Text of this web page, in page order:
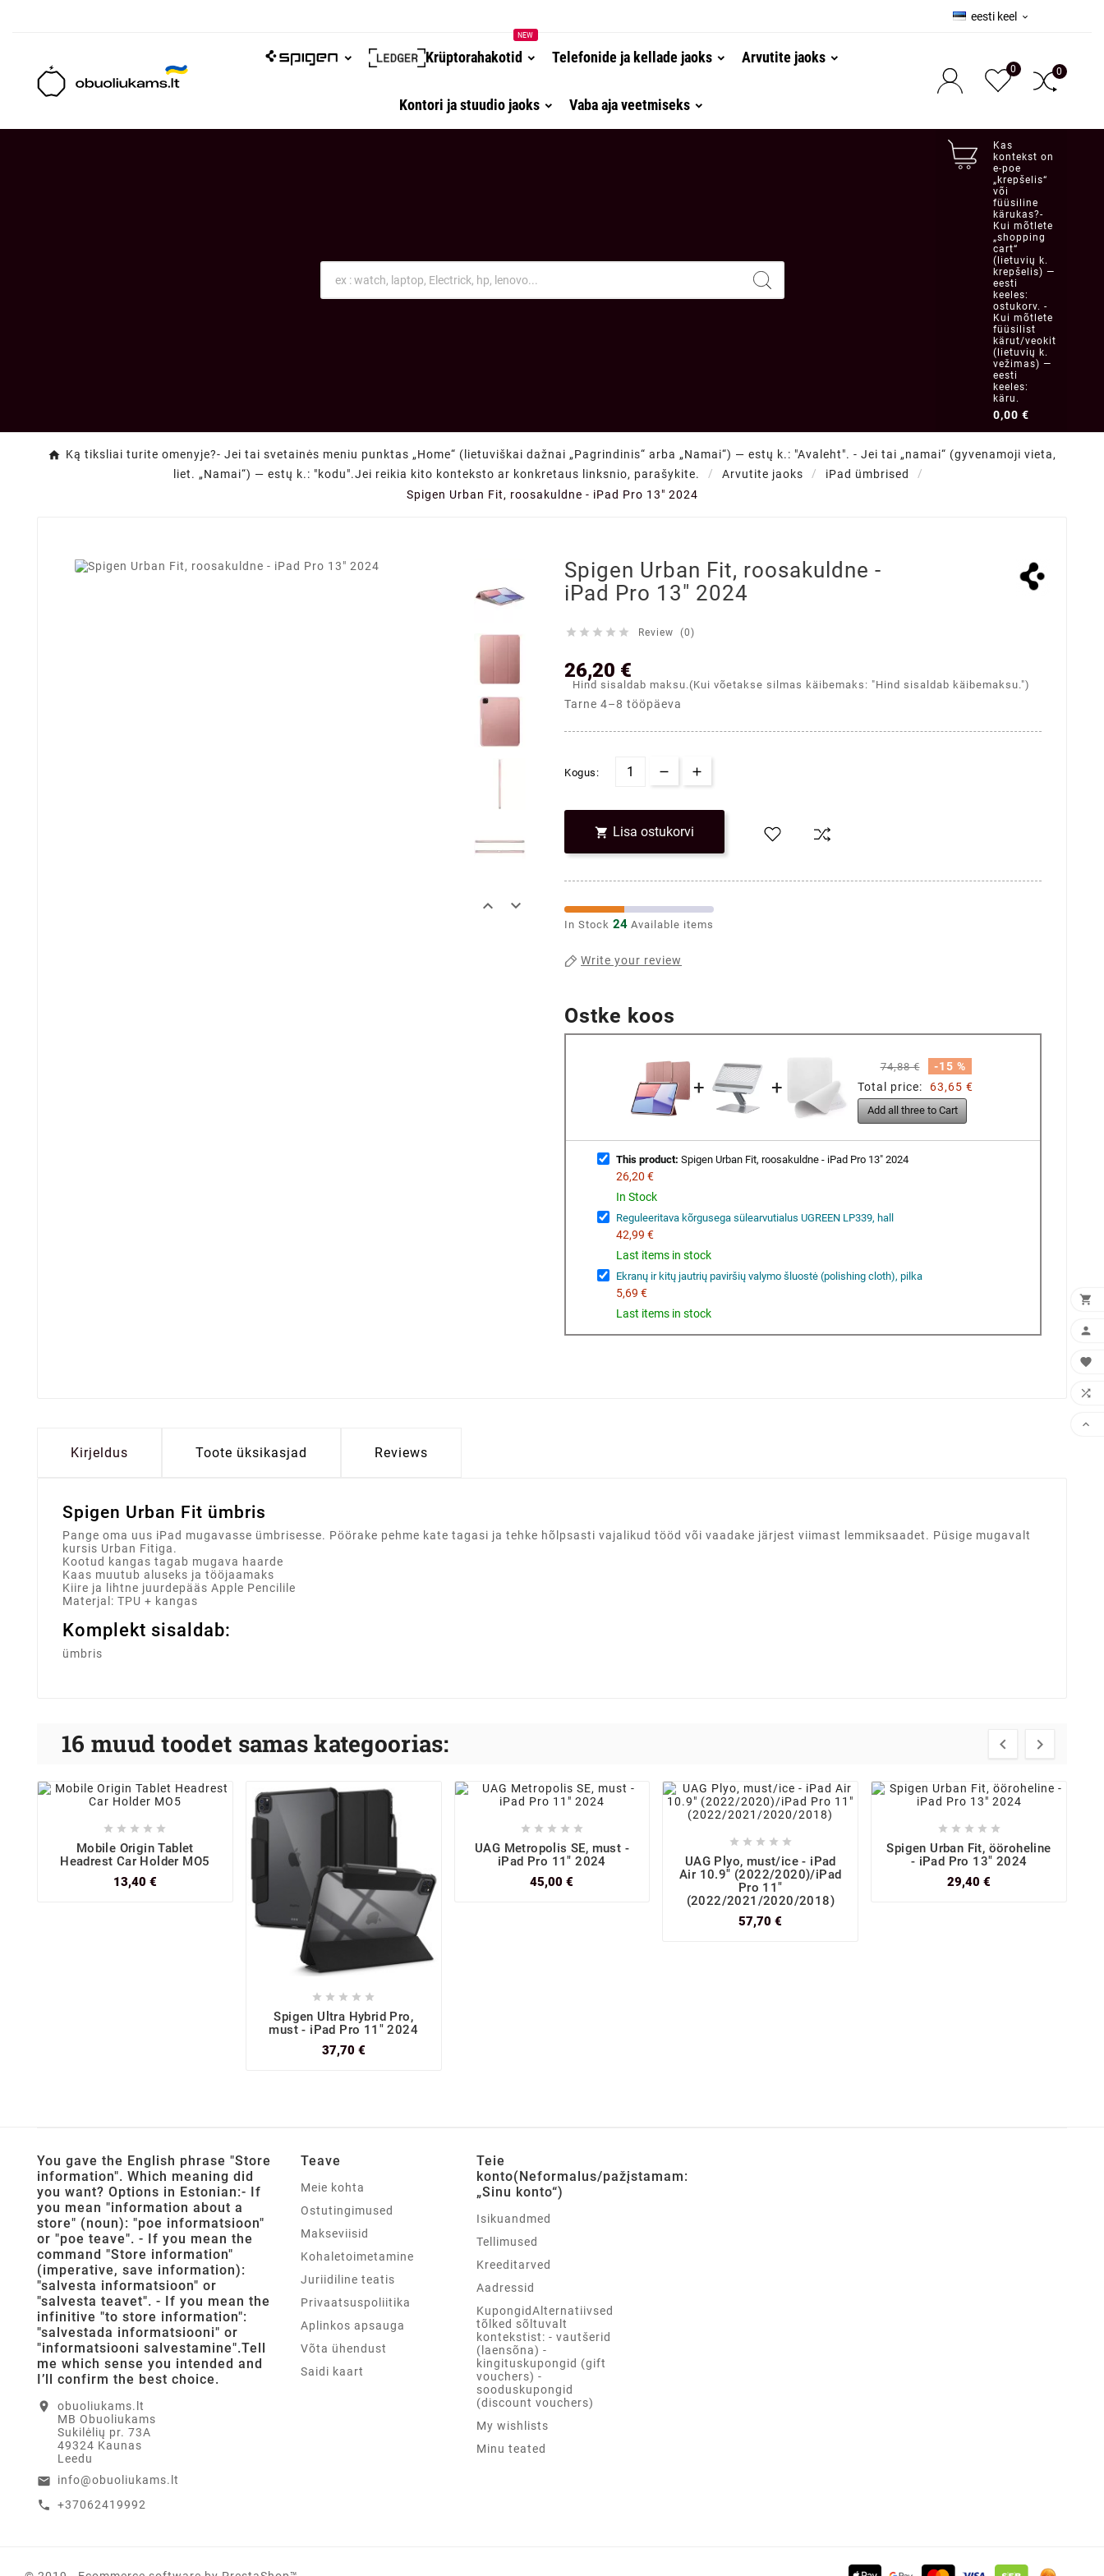
eesti keel 
Krüptorahakotid
NEW
Telefonide ja kellade jaoks Arvutite jaoks
Kontori ja stuudio jaoks Vaba aja veetmiseks
0 0
Kas
kontekst on
e-poe
„krepšelis“
või
füüsiline
kärukas?-
Kui mõtlete
„shopping
cart“
(lietuvių k.
krepšelis) —
eesti
keeles:
ostukorv. -
Kui mõtlete
füüsilist
kärut/veokit
(lietuvių k.
vežimas) —
eesti
keeles:
käru.
0,00 €
Ką tiksliai turite omenyje?- Jei tai svetainės meniu punktas „Home“ (lietuviškai dažnai „Pagrindinis“ arba „Namai“) — estų k.: "Avaleht". - Jei tai „namai“ (gyvenamoji vieta,
liet. „Namai“) — estų k.: "kodu".Jei reikia kito konteksto ar konkretaus linksnio, parašykite.
Arvutite jaoks
iPad ümbrised
Spigen Urban Fit, roosakuldne - iPad Pro 13" 2024
 
Spigen Urban Fit, roosakuldne -
iPad Pro 13" 2024
     Review (0)
26,20 €
Hind sisaldab maksu.(Kui võetakse silmas käibemaks: "Hind sisaldab käibemaksu.")
Tarne 4–8 tööpäeva
Kogus:
 Lisa ostukorvi
In Stock 24 Available items
Write your review
Ostke koos
+ +
74,88 €
-15 %
Total price:
63,65 €
Add all three to Cart
This product: Spigen Urban Fit, roosakuldne - iPad Pro 13" 2024
26,20 €
In Stock
Reguleeritava kõrgusega sülearvutialus UGREEN LP339, hall
42,99 €
Last items in stock
Ekranų ir kitų jautrių paviršių valymo šluostė (polishing cloth), pilka
5,69 €
Last items in stock
Kirjeldus Toote üksikasjad Reviews
Spigen Urban Fit ümbris
Pange oma uus iPad mugavasse ümbrisesse. Pöörake pehme kate tagasi ja tehke hõlpsasti vajalikud tööd või vaadake järjest viimast lemmiksaadet. Püsige mugavalt
kursis Urban Fitiga.
Kootud kangas tagab mugava haarde
Kaas muutub aluseks ja tööjaamaks
Kiire ja lihtne juurdepääs Apple Pencilile
Materjal: TPU + kangas
Komplekt sisaldab:
ümbris
16 muud toodet samas kategoorias:  
    
Mobile Origin Tablet
Headrest Car Holder MO5
13,40 €
    
Spigen Ultra Hybrid Pro,
must - iPad Pro 11" 2024
37,70 €
    
UAG Metropolis SE, must -
iPad Pro 11" 2024
45,00 €
    
UAG Plyo, must/ice - iPad
Air 10.9" (2022/2020)/iPad
Pro 11"
(2022/2021/2020/2018)
57,70 €
    
Spigen Urban Fit, ööroheline
- iPad Pro 13" 2024
29,40 €
You gave the English phrase "Store
information". Which meaning did
you want? Options in Estonian:- If
you mean "information about a
store" (noun): "poe informatsioon"
or "poe teave". - If you mean the
command "Store information"
(imperative, save information):
"salvesta informatsioon" or
"salvesta teavet". - If you mean the
infinitive "to store information":
"salvestada informatsiooni" or
"informatsiooni salvestamine".Tell
me which sense you intended and
I’ll confirm the best choice.
location_on
obuoliukams.lt
MB Obuoliukams
Sukilėlių pr. 73A
49324 Kaunas
Leedu
email info@obuoliukams.lt
call +37062419992
Teave
Meie kohta
Ostutingimused
Makseviisid
Kohaletoimetamine
Juriidiline teatis
Privaatsuspoliitika
Aplinkos apsauga
Võta ühendust
Saidi kaart
Teie
konto(Neformalus/pažįstamam:
„Sinu konto“)
Isikuandmed
Tellimused
Kreeditarved
Aadressid
KupongidAlternatiivsed
tõlked sõltuvalt
kontekstist: - vautšerid
(laensõna) -
kingituskupongid (gift
vouchers) -
sooduskupongid
(discount vouchers)
My wishlists
Minu teated




